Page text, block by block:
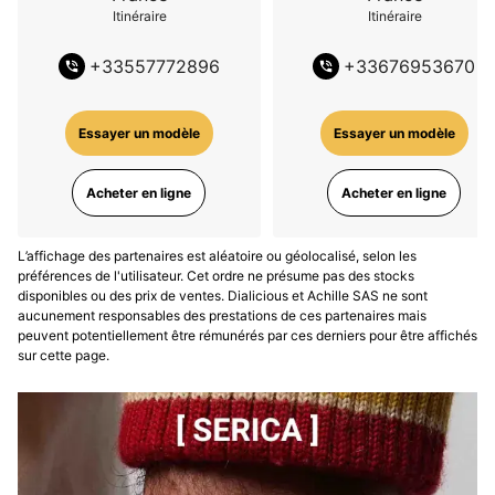
cadran argenté soleillé est magnifique au soleil créant
cadran soleillé la rend magnifique. Le boîtier, la finition
les gravures au fond de la montre indiquent un vrai
souci des détails de la marque.
Je trouve malheureusement que contrairement au
passé le luminova est un peu faible et permis mes
Malgré tout la montre est belle et solide. Les quelques
vagues de l'atlantique ne l'ont pas contrariée l'été
dernier.
Je recommande cette marque pour qui veut une
montre originale et marquée d'histoire.
Itinéraire
+33557772896
Essayer un modèle
Acheter en ligne
Itinéraire
+33676953670
Essayer un modèle
Acheter en ligne
L’affichage des partenaires est aléatoire ou géolocalisé, selon les
préférences de l'utilisateur. Cet ordre ne présume pas des stocks
disponibles ou des prix de ventes. Dialicious et Achille SAS ne sont
aucunement responsables des prestations de ces partenaires mais
peuvent potentiellement être rémunérés par ces derniers pour être affichés
sur cette page.